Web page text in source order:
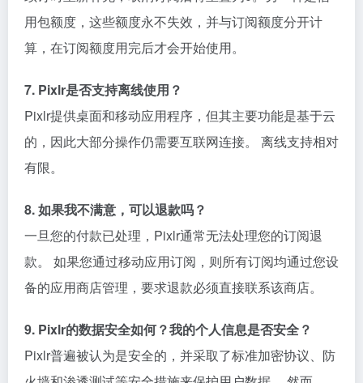
用包额度，这些额度永不失效，并与订阅额度分开计
算，在订阅额度用完后才会开始使用。
7. Pixlr是否支持离线使用？
Pixlr提供桌面和移动应用程序，但其主要功能是基于云
的，因此大部分操作仍需要互联网连接。 离线支持相对
有限。
8. 如果我不满意，可以退款吗？
一旦您的付款已处理，Pixlr通常无法处理您的订阅退
款。 如果您通过移动应用订阅，则所有订阅均通过您设
备的应用商店管理，要求退款必须直接联系该商店。
9. Pixlr的数据安全如何？我的个人信息是否安全？
Pixlr普遍被认为是安全的，并采取了标准加密协议、防